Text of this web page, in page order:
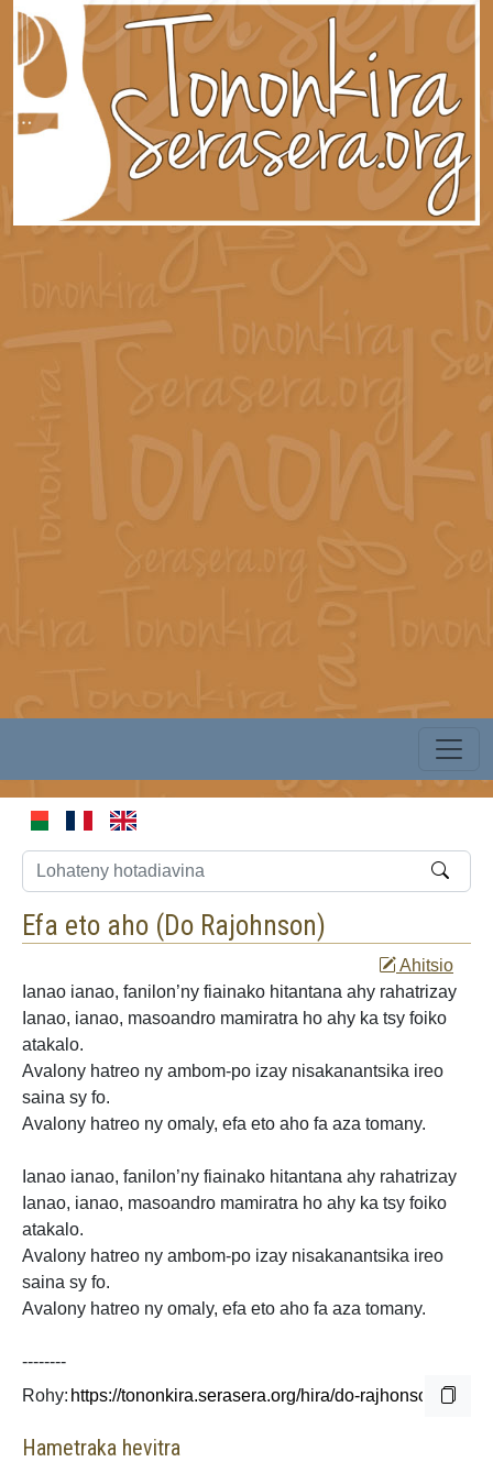
Efa eto aho (Do Rajohnson)
Ahitsio
Ianao ianao, fanilon’ny fiainako hitantana ahy rahatrizay
Ianao, ianao, masoandro mamiratra ho ahy ka tsy foiko
atakalo.
Avalony hatreo ny ambom-po izay nisakanantsika ireo
saina sy fo.
Avalony hatreo ny omaly, efa eto aho fa aza tomany.
Ianao ianao, fanilon’ny fiainako hitantana ahy rahatrizay
Ianao, ianao, masoandro mamiratra ho ahy ka tsy foiko
atakalo.
Avalony hatreo ny ambom-po izay nisakanantsika ireo
saina sy fo.
Avalony hatreo ny omaly, efa eto aho fa aza tomany.
--------
Rohy:
Hametraka hevitra